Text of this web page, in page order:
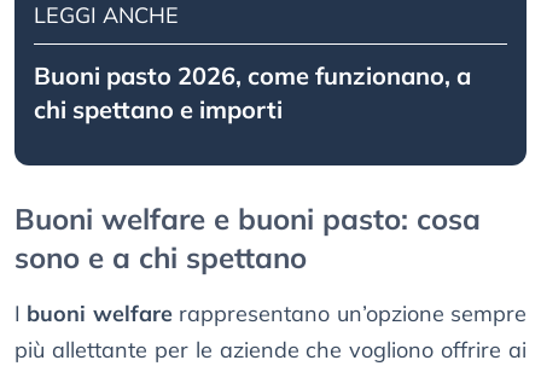
LEGGI ANCHE
Buoni pasto 2026, come funzionano, a
chi spettano e importi
Buoni welfare e buoni pasto: cosa
sono e a chi spettano
I buoni welfarerappresentano un’opzione sempre
più allettante per le aziende che vogliono offrire ai